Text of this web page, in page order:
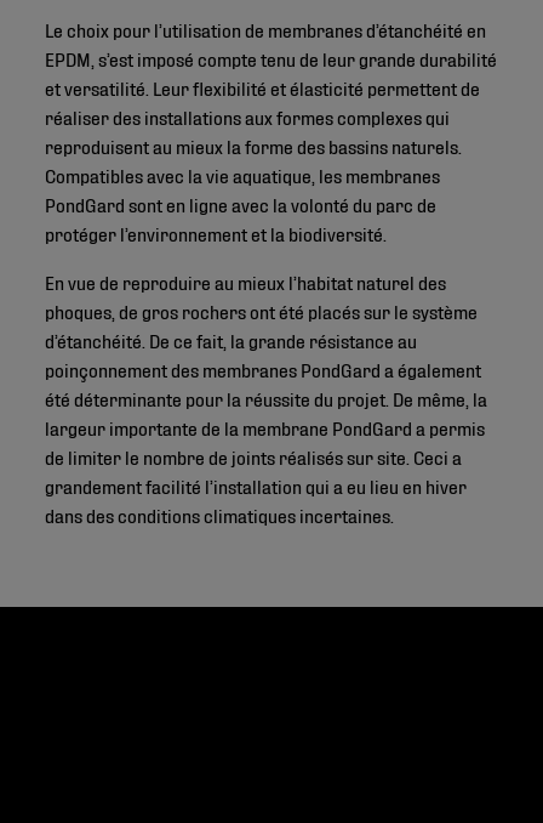
Le choix pour l’utilisation de membranes d’étanchéité en
EPDM, s’est imposé compte tenu de leur grande durabilité
et versatilité. Leur flexibilité et élasticité permettent de
réaliser des installations aux formes complexes qui
reproduisent au mieux la forme des bassins naturels.
Compatibles avec la vie aquatique, les membranes
PondGard sont en ligne avec la volonté du parc de
protéger l’environnement et la biodiversité.
En vue de reproduire au mieux l’habitat naturel des
phoques, de gros rochers ont été placés sur le système
d’étanchéité. De ce fait, la grande résistance au
poinçonnement des membranes PondGard a également
été déterminante pour la réussite du projet. De même, la
largeur importante de la membrane PondGard a permis
de limiter le nombre de joints réalisés sur site. Ceci a
grandement facilité l’installation qui a eu lieu en hiver
dans des conditions climatiques incertaines.